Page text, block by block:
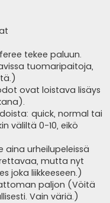
tekee paluun.
tuomaripaitoja,
ovat loistava lisäys
quick, normal tai
väliltä 0-10, eikö
urheilupeleissä
mutta nyt
joka liikkeeseen.)
paljon (Vöitä
Vain väriä.)